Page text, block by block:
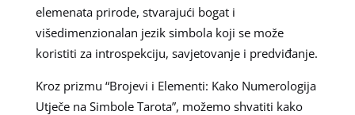
elemenata prirode, stvarajući bogat i
višedimenzionalan jezik simbola koji se može
koristiti za introspekciju, savjetovanje i predviđanje.
Kroz prizmu “Brojevi i Elementi: Kako Numerologija
Utječe na Simbole Tarota”, možemo shvatiti kako